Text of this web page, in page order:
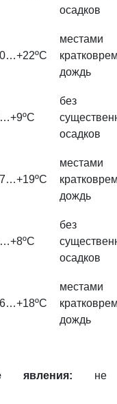
осадков
местами
дождь
без
осадков
местами
дождь
без
осадков
местами
дождь
явления: не